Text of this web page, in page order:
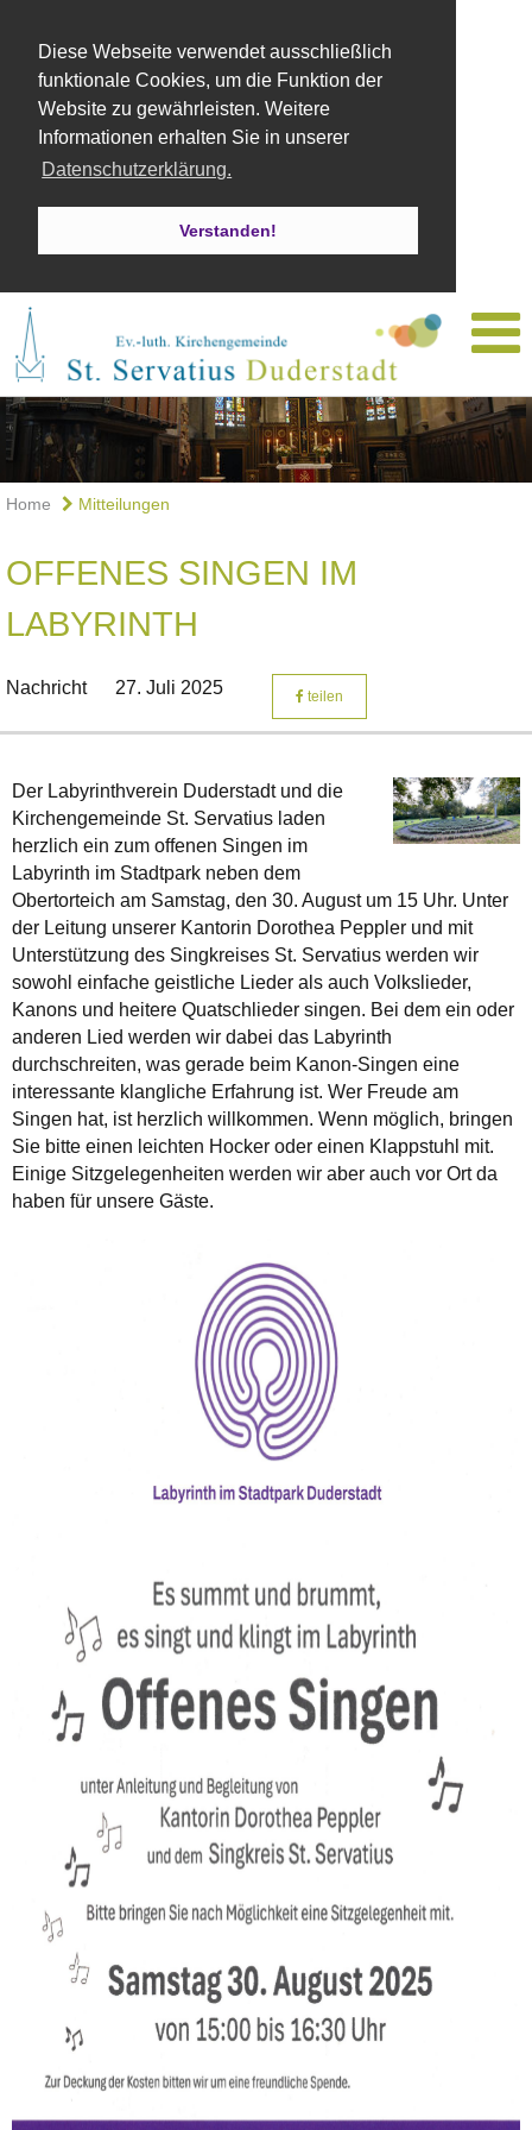
Diese Webseite verwendet ausschließlich
funktionale Cookies, um die Funktion der
Website zu gewährleisten. Weitere
Informationen erhalten Sie in unserer
Datenschutzerklärung.
Verstanden!
Home Mitteilungen
OFFENES SINGEN IM
LABYRINTH
Nachricht 27. Juli 2025 teilen
Der Labyrinthverein Duderstadt und die
Kirchengemeinde St. Servatius laden
herzlich ein zum offenen Singen im
Labyrinth im Stadtpark neben dem
Obertorteich am Samstag, den 30. August um 15 Uhr. Unter
der Leitung unserer Kantorin Dorothea Peppler und mit
Unterstützung des Singkreises St. Servatius werden wir
sowohl einfache geistliche Lieder als auch Volkslieder,
Kanons und heitere Quatschlieder singen. Bei dem ein oder
anderen Lied werden wir dabei das Labyrinth
durchschreiten, was gerade beim Kanon-Singen eine
interessante klangliche Erfahrung ist. Wer Freude am
Singen hat, ist herzlich willkommen. Wenn möglich, bringen
Sie bitte einen leichten Hocker oder einen Klappstuhl mit.
Einige Sitzgelegenheiten werden wir aber auch vor Ort da
haben für unsere Gäste.